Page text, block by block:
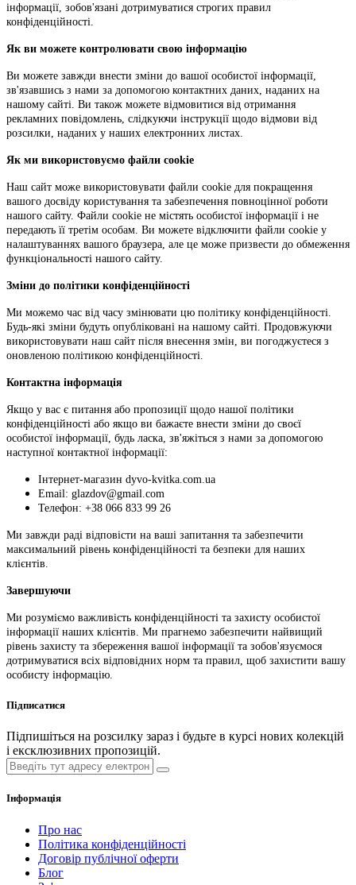
інформації, зобов'язані дотримуватися строгих правил
конфіденційності.
Як ви можете контролювати свою інформацію
Ви можете завжди внести зміни до вашої особистої інформації,
зв'язавшись з нами за допомогою контактних даних, наданих на
нашому сайті. Ви також можете відмовитися від отримання
рекламних повідомлень, слідкуючи інструкції щодо відмови від
розсилки, наданих у наших електронних листах.
Як ми використовуємо файли cookie
Наш сайт може використовувати файли cookie для покращення
вашого досвіду користування та забезпечення повноцінної роботи
нашого сайту. Файли cookie не містять особистої інформації і не
передають її третім особам. Ви можете відключити файли cookie у
налаштуваннях вашого браузера, але це може призвести до обмеження
функціональності нашого сайту.
Зміни до політики конфіденційності
Ми можемо час від часу змінювати цю політику конфіденційності.
Будь-які зміни будуть опубліковані на нашому сайті. Продовжуючи
використовувати наш сайт після внесення змін, ви погоджуєтеся з
оновленою політикою конфіденційності.
Контактна інформація
Якщо у вас є питання або пропозиції щодо нашої політики
конфіденційності або якщо ви бажаєте внести зміни до своєї
особистої інформації, будь ласка, зв'яжіться з нами за допомогою
наступної контактної інформації:
Інтернет-магазин dyvo-kvitka.com.ua
Email: glazdov@gmail.com
Телефон: +38 066 833 99 26
Ми завжди раді відповісти на ваші запитання та забезпечити
максимальний рівень конфіденційності та безпеки для наших
клієнтів.
Завершуючи
Ми розуміємо важливість конфіденційності та захисту особистої
інформації наших клієнтів. Ми прагнемо забезпечити найвищий
рівень захисту та збереження вашої інформації та зобов'язуємося
дотримуватися всіх відповідних норм та правил, щоб захистити вашу
особисту інформацію.
Підписатися
Підпишіться на розсилку зараз і будьте в курсі нових колекцій
і ексклюзивних пропозицій.
Інформація
Про нас
Політика конфіденційності
Договір публічної оферти
Блог